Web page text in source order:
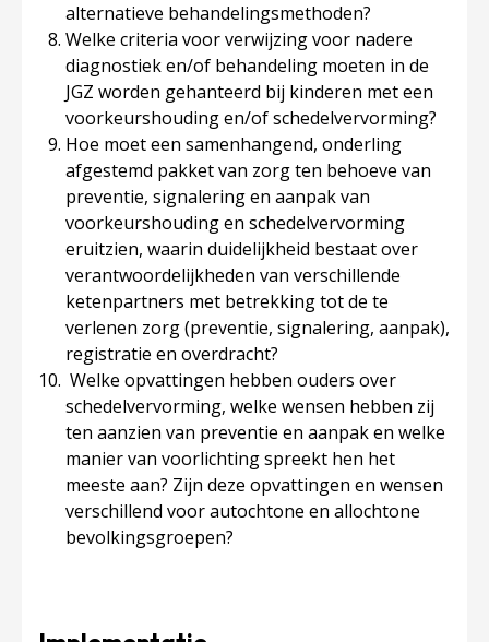
alternatieve behandelingsmethoden?
Welke criteria voor verwijzing voor nadere
diagnostiek en/of behandeling moeten in de
JGZ worden gehanteerd bij kinderen met een
voorkeurshouding en/of schedelvervorming?
Hoe moet een samenhangend, onderling
afgestemd pakket van zorg ten behoeve van
preventie, signalering en aanpak van
voorkeurshouding en schedelvervorming
eruitzien, waarin duidelijkheid bestaat over
verantwoordelijkheden van verschillende
ketenpartners met betrekking tot de te
verlenen zorg (preventie, signalering, aanpak),
registratie en overdracht?
Welke opvattingen hebben ouders over
schedelvervorming, welke wensen hebben zij
ten aanzien van preventie en aanpak en welke
manier van voorlichting spreekt hen het
meeste aan? Zijn deze opvattingen en wensen
verschillend voor autochtone en allochtone
bevolkingsgroepen?